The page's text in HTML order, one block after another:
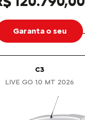
Garanta o seu
C3
LIVE GO 1.0 MT 2026